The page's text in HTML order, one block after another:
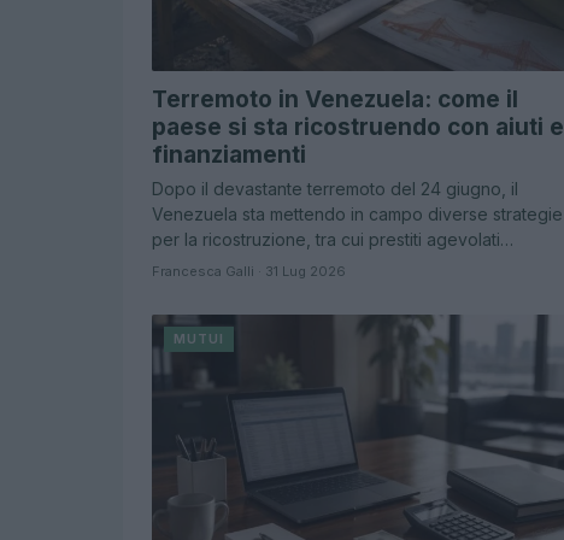
Terremoto in Venezuela: come il
paese si sta ricostruendo con aiuti e
finanziamenti
Dopo il devastante terremoto del 24 giugno, il
Venezuela sta mettendo in campo diverse strategie
per la ricostruzione, tra cui prestiti agevolati…
Francesca Galli · 31 Lug 2026
MUTUI